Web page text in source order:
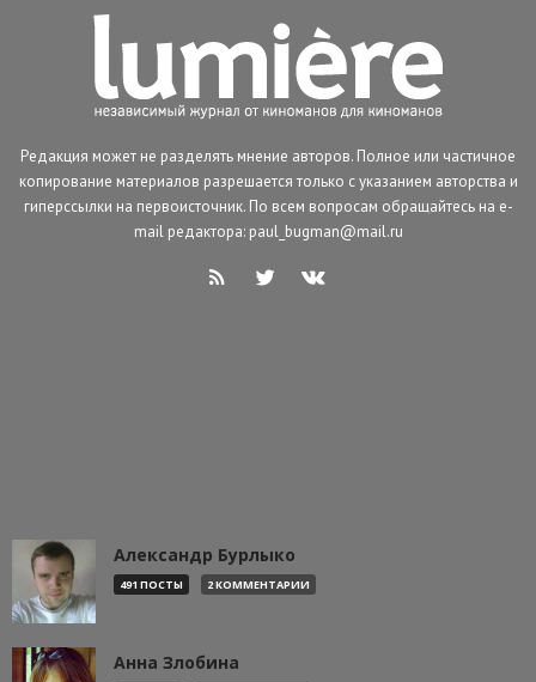
Редакция может не разделять мнение авторов. Полное или частичное
копирование материалов разрешается только с указанием авторства и
гиперссылки на первоисточник. По всем вопросам обращайтесь на e-
mail редактора: paul_bugman@mail.ru
Александр Бурлыко
491 ПОСТЫ 2 КОММЕНТАРИИ
Анна Злобина